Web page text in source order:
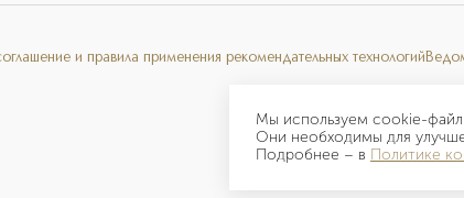
Мы используем cookie-
Они необходимы для
Подробнее – в Политике
и правила применения рекомендательных технологий